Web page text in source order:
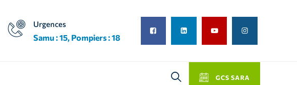
Urgences
Samu : 15, Pompiers : 18
GCS SARA